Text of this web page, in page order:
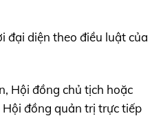
đại diện theo điều luật của
Hội đồng chủ tịch hoặc
đồng quản trị trực tiếp